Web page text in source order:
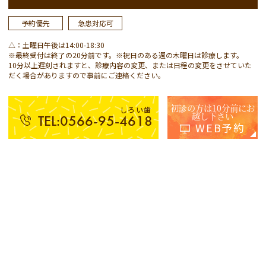
予約優先 急患対応可
△：土曜日午後は14:00-18:30
※最終受付は終了の20分前です。※祝日のある週の木曜日は診療します。
10分以上遅刻されますと、診療内容の変更、または日程の変更をさせていた
だく場合がありますので事前にご連絡ください。
しろい歯
TEL:0566-95-4618
初診の方は10分前にお
越し下さい
WEB予約